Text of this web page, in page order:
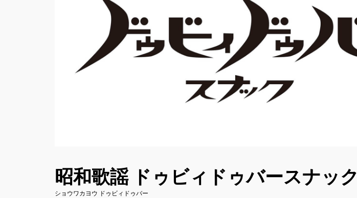
昭和歌謡 ドゥビィドゥバースナック
ショウワカヨウ ドゥビィドゥバー